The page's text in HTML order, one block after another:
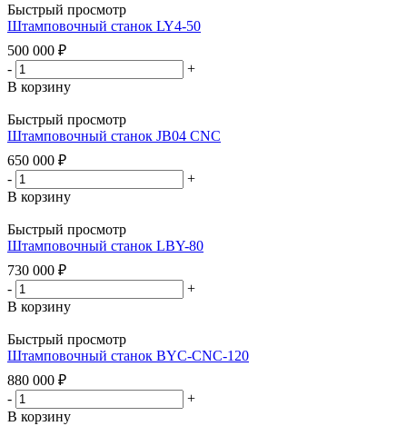
Быстрый просмотр
Штамповочный станок LY4-50
500 000 ₽
-
+
В корзину
Быстрый просмотр
Штамповочный станок JB04 CNC
650 000 ₽
-
+
В корзину
Быстрый просмотр
Штамповочный станок LBY-80
730 000 ₽
-
+
В корзину
Быстрый просмотр
Штамповочный станок BYC-CNC-120
880 000 ₽
-
+
В корзину